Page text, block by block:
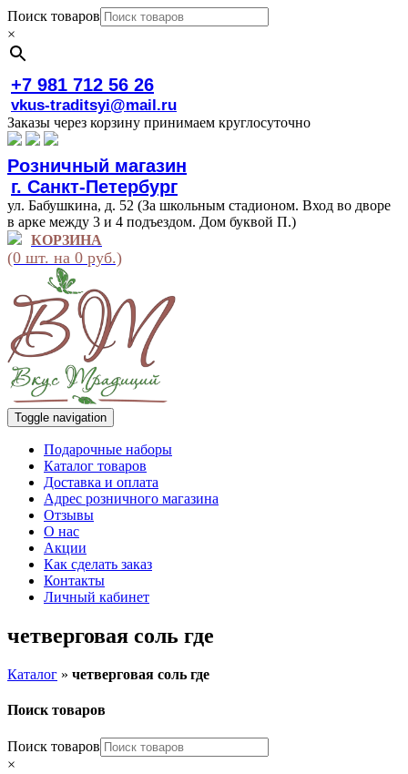
Поиск товаров
×
+7 981 712 56 26
vkus-traditsyi@mail.ru
Заказы через корзину принимаем круглосуточно
Розничный магазин
г. Санкт-Петербург
ул. Бабушкина, д. 52 (За школьным стадионом. Вход во дворе
в арке между 3 и 4 подъездом. Дом буквой П.)
КОРЗИНА
(0 шт. на 0 руб.)
Toggle navigation
Подарочные наборы
Каталог товаров
Доставка и оплата
Адрес розничного магазина
Отзывы
О нас
Акции
Как сделать заказ
Контакты
Личный кабинет
четверговая соль где
Каталог » четверговая соль где
Поиск товаров
Поиск товаров
×